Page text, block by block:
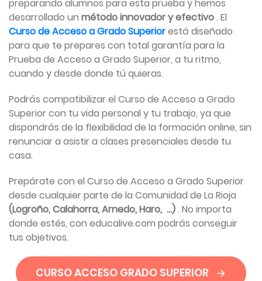
preparando alumnos para esta prueba y hemos
desarrollado un método innovador y efectivo. El
Curso de Acceso a Grado Superiorestá diseñado
para que te prepares con total garantía para la
Prueba de Acceso a Grado Superior, a tu ritmo,
cuando y desde donde tú quieras.
Podrás compatibilizar el Curso de Acceso a Grado
Superior con tu vida personal y tu trabajo, ya que
dispondrás de la flexibilidad de la formación online, sin
renunciar a asistir a clases presenciales desde tu
casa.
Prepárate con el Curso de Acceso a Grado Superior
desde cualquier parte de la Comunidad de La Rioja
(Logroño, Calahorra, Arnedo, Haro, ...). No importa
donde estés, con educalive.com podrás conseguir
tus objetivos.
CURSO ACCESO GRADO SUPERIOR